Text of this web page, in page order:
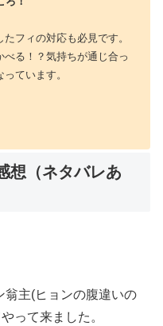
フィの対応も必見です。
る！？気持ちが通じ合っ
ています。
想（ネタバレあ
翁主(ヒョンの腹違いの
って来ました。